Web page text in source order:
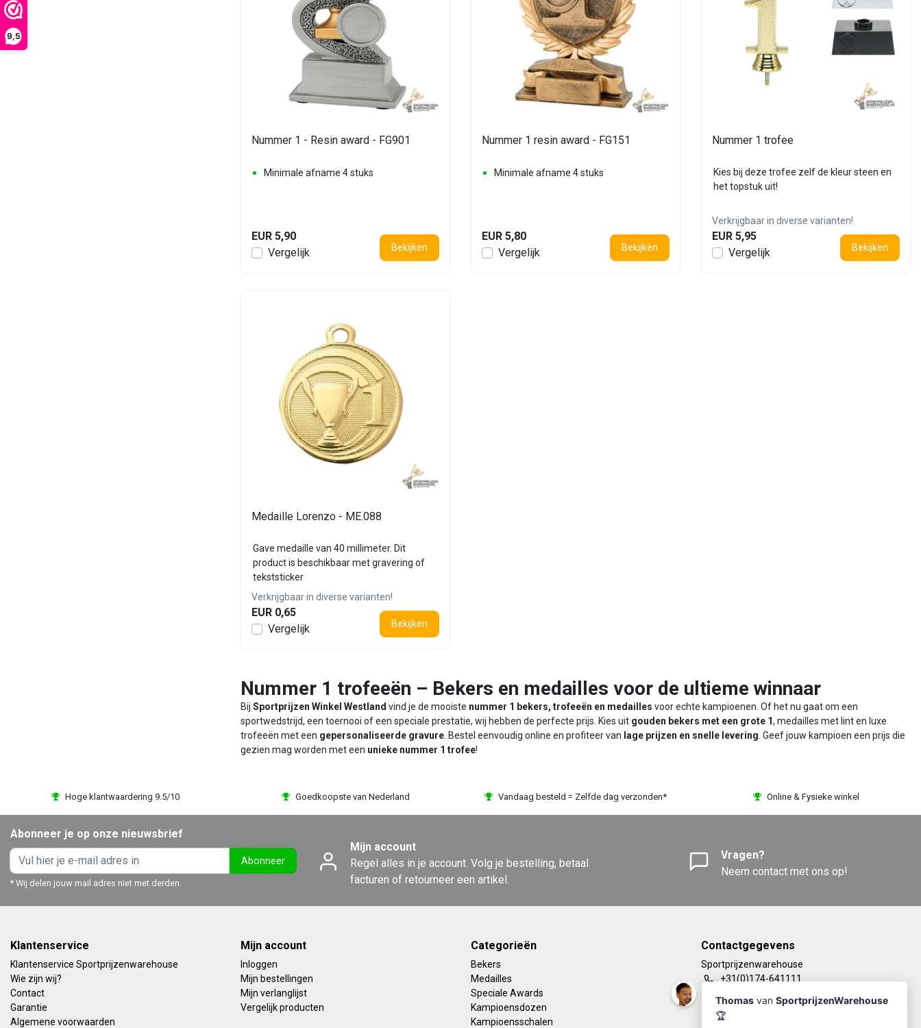
9,5
Nummer 1 - Resin award - FG901
Minimale afname 4 stuks
EUR 5,90
Vergelijk
Bekijken
Nummer 1 resin award - FG151
Minimale afname 4 stuks
EUR 5,80
Vergelijk
Bekijken
Nummer 1 trofee
Kies bij deze trofee zelf de kleur steen en
het topstuk uit!
Verkrijgbaar in diverse varianten!
EUR 5,95
Vergelijk
Bekijken
Medaille Lorenzo - ME.088
Gave medaille van 40 millimeter. Dit
product is beschikbaar met gravering of
tekststicker
Verkrijgbaar in diverse varianten!
EUR 0,65
Vergelijk
Bekijken
Nummer 1 trofeeën – Bekers en medailles voor de ultieme winnaar
Bij Sportprijzen Winkel Westland vind je de mooiste nummer 1 bekers, trofeeën en medailles voor echte kampioenen. Of het nu gaat om een
sportwedstrijd, een toernooi of een speciale prestatie, wij hebben de perfecte prijs. Kies uit gouden bekers met een grote 1, medailles met lint en luxe
trofeeën met een gepersonaliseerde gravure . Bestel eenvoudig online en profiteer van lage prijzen en snelle levering . Geef jouw kampioen een prijs die
gezien mag worden met een unieke nummer 1 trofee!
Hoge klantwaardering 9.5/10 Goedkoopste van Nederland Vandaag besteld = Zelfde dag verzonden* Online & Fysieke winkel
Abonneer je op onze nieuwsbrief
Abonneer
* Wij delen jouw mail adres niet met derden.
Mijn account
Regel alles in je account. Volg je bestelling, betaal
facturen of retourneer een artikel.
Vragen?
Neem contact met ons op!
Klantenservice
Klantenservice Sportprijzenwarehouse
Wie zijn wij?
Contact
Garantie
Algemene voorwaarden
Mijn account
Inloggen
Mijn bestellingen
Mijn verlanglijst
Vergelijk producten
Categorieën
Bekers
Medailles
Speciale Awards
Kampioensdozen
Kampioensschalen
Contactgegevens
Sportprijzenwarehouse
+31(0)174-641111
info@sportprijzenwarehouse.nl
Kleine Woerdlaan 19